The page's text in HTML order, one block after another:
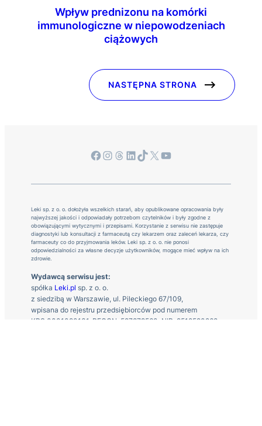
Wpływ prednizonu na komórki
immunologiczne w niepowodzeniach
ciążowych
NASTĘPNA STRONA
Facebook InstagramThreads LinkedIn TikTok X YouTube
Leki sp. z o. o. dołożyła wszelkich starań, aby opublikowane opracowania były
najwyższej jakości i odpowiadały potrzebom czytelników i były zgodne z
obowiązującymi wytycznymi i przepisami. Korzystanie z serwisu nie zastępuje
diagnostyki lub konsultacji z farmaceutą czy lekarzem oraz zaleceń lekarza, czy
farmaceuty co do przyjmowania leków. Leki sp. z o. o. nie ponosi
odpowiedzialności za własne decyzje użytkowników, mogące mieć wpływ na ich
zdrowie.
Wydawcą serwisu jest:
spółka Leki.pl sp. z o. o.
z siedzibą w Warszawie, ul. Pileckiego 67/109,
wpisana do rejestru przedsiębiorców pod numerem
KRS 0001090131, REGON: 527879560, NIP: 9512590268